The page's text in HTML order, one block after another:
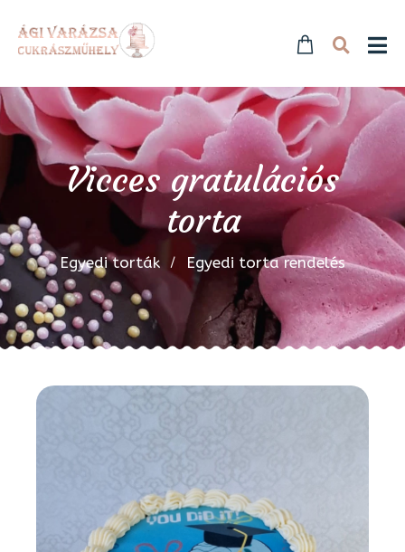
Vicces gratulációs
torta
Egyedi torták Egyedi torta rendelés